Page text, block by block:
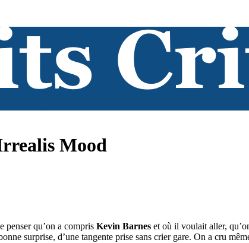
Mood
penser qu’on a compris Kevin Barnes et où il voulait aller,
surprise, d’une tangente prise sans crier gare. On a cru